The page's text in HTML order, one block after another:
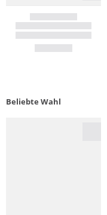
Beliebte Wahl